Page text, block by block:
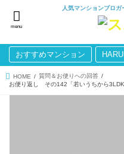
人気マンションブロガ
menu
おすすめマンション
HOME
質問＆お便りへの回答
お便り返し その142「若いうちから3LDK